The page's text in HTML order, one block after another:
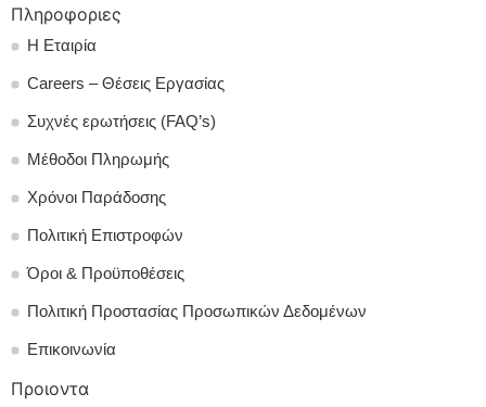
Πληροφοριες
Η Εταιρία
Careers – Θέσεις Εργασίας
Συχνές ερωτήσεις (FAQ’s)
Μέθοδοι Πληρωμής
Χρόνοι Παράδοσης
Πολιτική Επιστροφών
Όροι & Προϋποθέσεις
Πολιτική Προστασίας Προσωπικών Δεδομένων
Επικοινωνία
Προιοντα